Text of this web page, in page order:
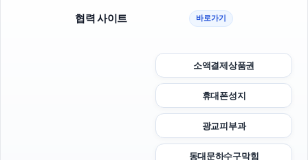
협력 사이트 바로가기
소액결제상품권
휴대폰성지
광교피부과
동대문하수구막힘